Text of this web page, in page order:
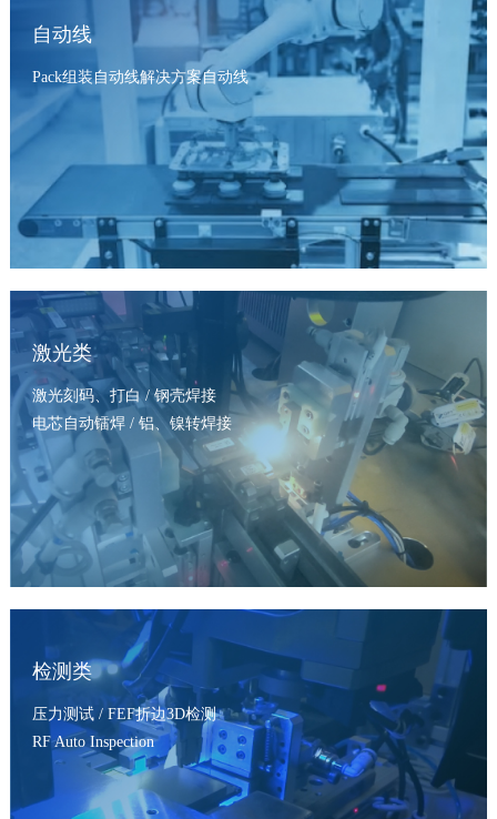
自动线
Pack组装自动线解决方案自动线
激光类
激光刻码、打白 / 钢壳焊接
电芯自动镭焊 / 铝、镍转焊接
检测类
压力测试 / FEF折边3D检测
RF Auto Inspection